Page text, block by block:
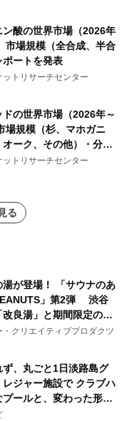
ートを発表
ン酸の世界市場（2026年
市場規模（全合成、半合
ートを発表
トリサーチセンター
の世界市場（2026年～
場規模（杉、マホガニ
オーク、その他）・分析
トリサーチセンター
る
湯が登場！ 「サウナのあ
」第2弾 渋谷
良湯」と期間限定のコ
ン サウナイキタイコラ
決定！
クリエイティブプロダクツ
ず、丸ごと1日淡路島グ
ジャー施設で クラブハ
プールと、変わった形の
BOXY AWAJI」のお